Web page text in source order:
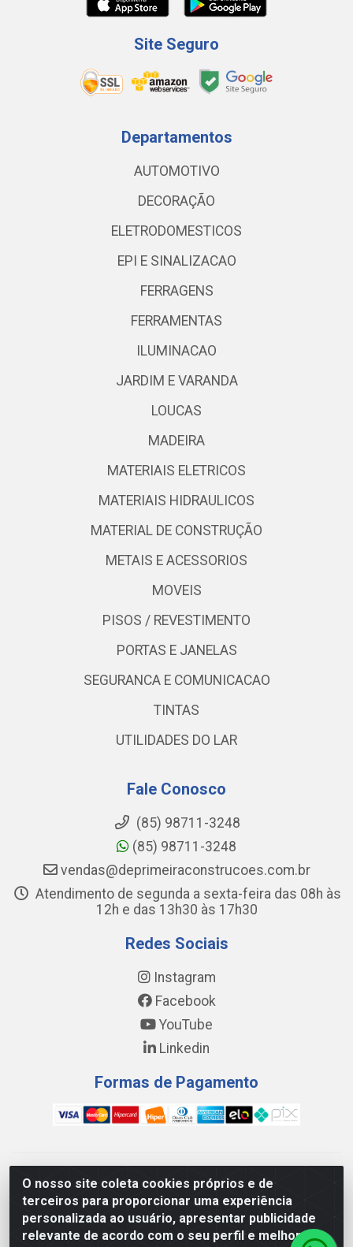
O nosso site coleta cookies próprios e de
terceiros para proporcionar uma experiência
personalizada ao usuário, apresentar publicidade
relevante de acordo com o seu perfil e melhorar a
Site Seguro
Departamentos
AUTOMOTIVO
DECORAÇÃO
ELETRODOMESTICOS
EPI E SINALIZACAO
FERRAGENS
FERRAMENTAS
ILUMINACAO
JARDIM E VARANDA
LOUCAS
MADEIRA
MATERIAIS ELETRICOS
MATERIAIS HIDRAULICOS
MATERIAL DE CONSTRUÇÃO
METAIS E ACESSORIOS
MOVEIS
PISOS / REVESTIMENTO
PORTAS E JANELAS
SEGURANCA E COMUNICACAO
TINTAS
UTILIDADES DO LAR
Fale Conosco
(85) 98711-3248
(85) 98711-3248
vendas@deprimeiraconstrucoes.com.br
Atendimento de segunda a sexta-feira das 08h às
12h e das 13h30 às 17h30
Redes Sociais
Instagram
Facebook
YouTube
Linkedin
Formas de Pagamento
WING DISTRIBUIDORA COMÉRCIO E LOGÍSTICA DE MATERIAL
DE CONSTRUÇÕES LTDA - AV. DA INTEGRAÇÃO, 790 -
PATRÍCIA GOMES, CAUCAIA/CE - CEP 61.604-505 - CNPJ
17.523.384/0001-20